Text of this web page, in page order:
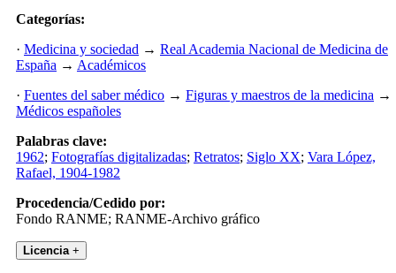
Categorías:
· Medicina y sociedad → Real Academia Nacional de Medicina de
España → Académicos
· Fuentes del saber médico → Figuras y maestros de la medicina →
Médicos españoles
Palabras clave:
1962; Fotografías digitalizadas; Retratos; Siglo XX; Vara López,
Rafael, 1904-1982
Procedencia/Cedido por:
Fondo RANME; RANME-Archivo gráfico
Licencia +